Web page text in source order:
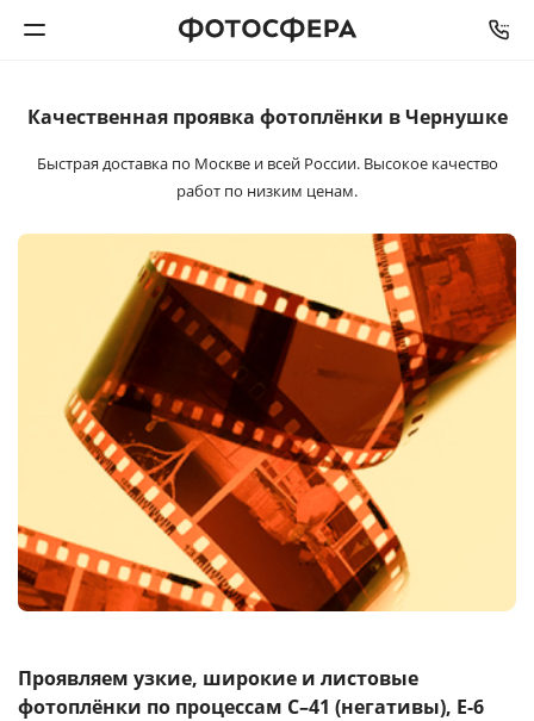
Печать фото
Календари
Интерьерная печать
Фотоподарки
Багетная мастерская
Услуги и сервис
Качественная проявка фотоплёнки в Чернушке
Быстрая доставка по Москве и всей России. Высокое качество
работ по низким ценам.
Проявляем узкие, широкие и листовые
фотоплёнки по процессам C–41 (негативы), E-6